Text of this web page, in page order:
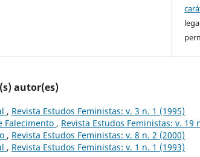
autor(es)
, Revista Estudos Feministas: v. 3 n. 1 (1995)
Falecimento , Revista Estudos Feministas: v. 19
, Revista Estudos Feministas: v. 8 n. 2 (2000)
, Revista Estudos Feministas: v. 1 n. 1 (1993)